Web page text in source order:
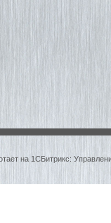
на 1СБитрикс: